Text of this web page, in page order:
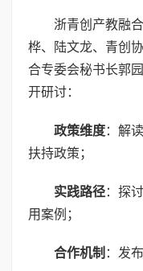
浙青创产教融
桦、陆文龙、青创
合专委会秘书长郭
开研讨：
政策维度：解
扶持政策；
实践路径：探
用案例；
合作机制 ：发